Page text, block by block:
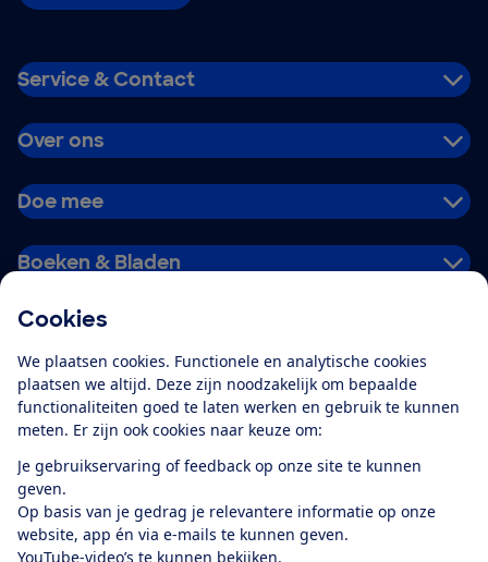
Cookies
We plaatsen cookies. Functionele en analytische cookies
plaatsen we altijd. Deze zijn noodzakelijk om bepaalde
functionaliteiten goed te laten werken en gebruik te kunnen
meten. Er zijn ook cookies naar keuze om:
Je gebruikservaring of feedback op onze site te kunnen
geven.
Op basis van je gedrag je relevantere informatie op onze
website, app én via e-mails te kunnen geven.
YouTube-video’s te kunnen bekijken.
Service & Contact
Over ons
Doe mee
Boeken & Bladen
Alles over de
app
Algemene Voorwaarden
Privacyverklaring